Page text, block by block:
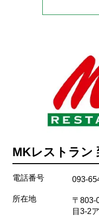
MKレストラン
電話番号 093-
所在地
〒803-
目3-2